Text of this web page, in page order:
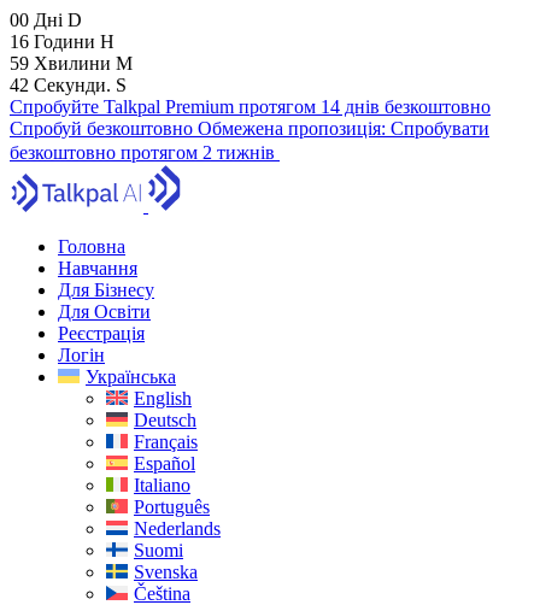
00 Дні D
16 Години H
59 Хвилини M
41 Секунди. S
Спробуйте Talkpal Premium протягом 14 днів безкоштовно
Спробуй безкоштовно Обмежена пропозиція: Спробувати
безкоштовно протягом 2 тижнів
Головна
Навчання
Для Бізнесу
Для Освіти
Реєстрація
Логін
Українська
English
Deutsch
Français
Español
Italiano
Português
Nederlands
Suomi
Svenska
Čeština